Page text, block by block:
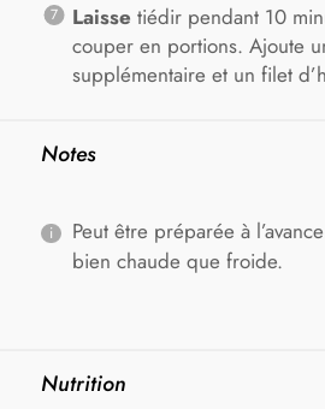
Laisse tiédir pendant 10
couper en portions. Ajoute
supplémentaire et un filet
Notes
Peut être préparée à
bien chaude que froide.
Nutrition